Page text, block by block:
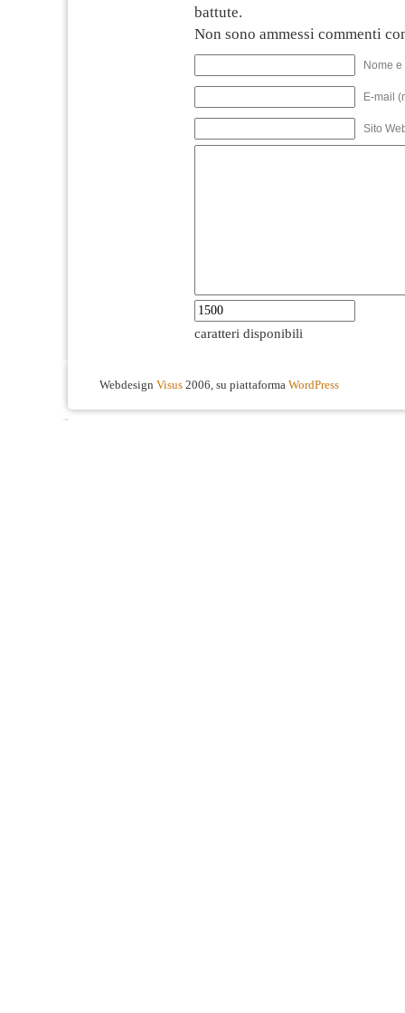
battute.
Non sono ammessi commenti
Nome
E-mail
Sito
caratteri disponibili
Webdesign Visus 2006, su piattaforma WordPress